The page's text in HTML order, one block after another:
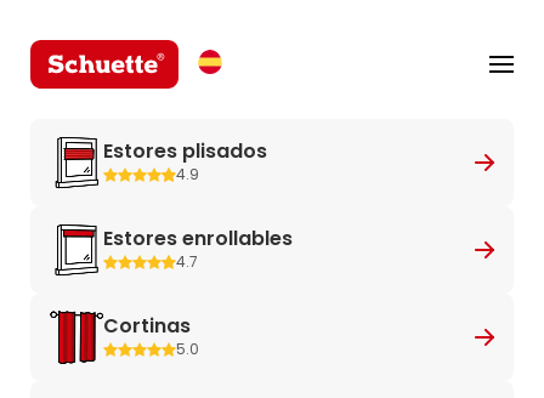
Estores plisados
4.9
Estores enrollables
4.7
Cortinas
5.0